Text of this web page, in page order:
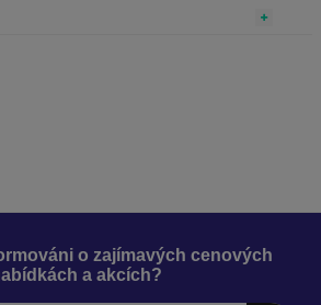
o zajímavých cenových
a akcích?